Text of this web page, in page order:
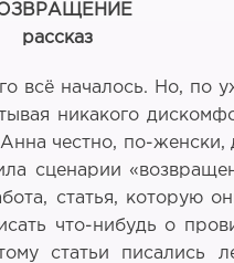
рассказ
всё началось. Но,
никакого
честно, по-
сценарии
статья, которую
что-нибудь о
статьи